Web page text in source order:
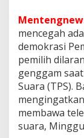
mencegah
demokrasi
pemilih
genggam
Suara (TPS).
membawa
suara,